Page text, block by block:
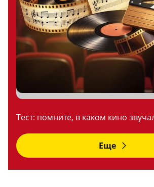
Тест: помните, в каком кино
Еще